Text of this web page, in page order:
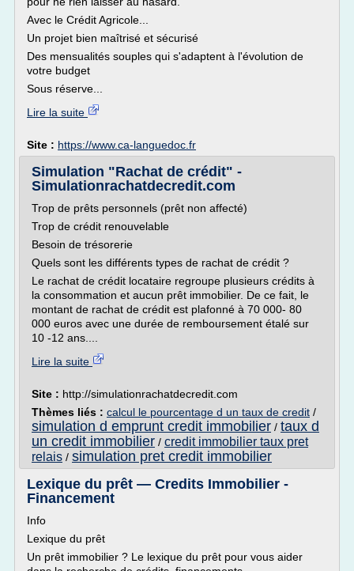
Avec le Crédit Agricole...
Un projet bien maîtrisé et sécurisé
Des mensualités souples qui s'adaptent à l'évolution de
votre budget
Sous réserve...
Lire la suite
Site : https://www.ca-languedoc.fr
Simulation "Rachat de crédit" -
Simulationrachatdecredit.com
Trop de prêts personnels (prêt non affecté)
Trop de crédit renouvelable
Besoin de trésorerie
Quels sont les différents types de rachat de crédit ?
Le rachat de crédit locataire regroupe plusieurs crédits à
la consommation et aucun prêt immobilier. De ce fait, le
montant de rachat de crédit est plafonné à 70 000- 80
000 euros avec une durée de remboursement étalé sur
10 -12 ans....
Lire la suite
Site : http://simulationrachatdecredit.com
Thèmes liés : calcul le pourcentage d un taux de credit /
simulation d emprunt credit immobilier / taux d
un credit immobilier / credit immobilier taux pret
relais / simulation pret credit immobilier
Lexique du prêt — Credits Immobilier -
Financement
Info
Lexique du prêt
Un prêt immobilier ? Le lexique du prêt pour vous aider